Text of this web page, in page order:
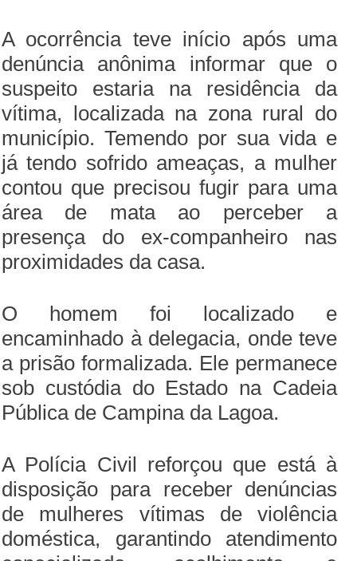
A ocorrência teve início após uma
denúncia anônima informar que o
suspeito estaria na residência da
vítima, localizada na zona rural do
município. Temendo por sua vida e
já tendo sofrido ameaças, a mulher
contou que precisou fugir para uma
área de mata ao perceber a
presença do ex-companheiro nas
proximidades da casa.
O homem foi localizado e
encaminhado à delegacia, onde teve
a prisão formalizada. Ele permanece
sob custódia do Estado na Cadeia
Pública de Campina da Lagoa.
A Polícia Civil reforçou que está à
disposição para receber denúncias
de mulheres vítimas de violência
doméstica, garantindo atendimento